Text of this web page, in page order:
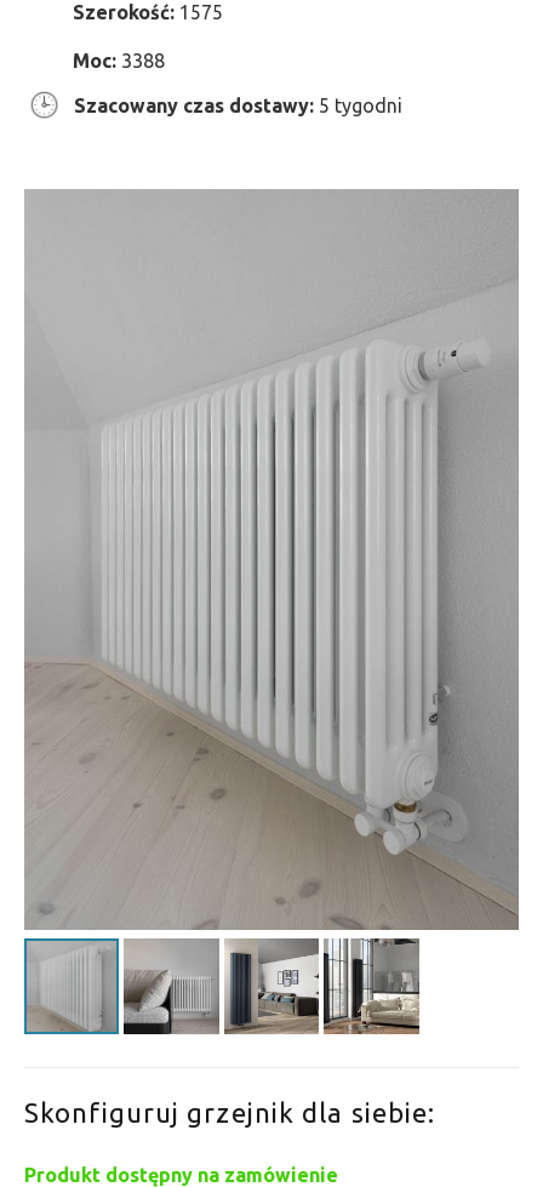
Szerokość: 1575
Moc: 3388
Szacowany czas dostawy: 5 tygodni
Skonfiguruj grzejnik dla siebie:
Produkt dostępny na zamówienie